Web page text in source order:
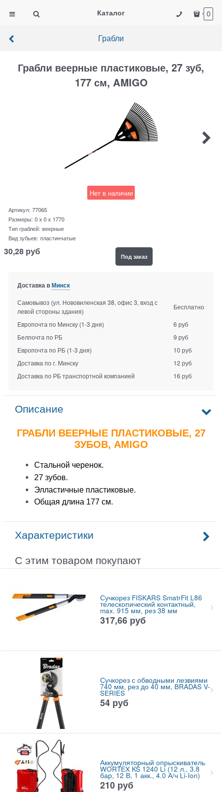
Каталог 0
Грабли
Грабли веерные пластиковые, 27 зуб,
177 см, AMIGO
Нет в наличии
Артикул: 77065
Размеры: 0 x 0 x 1770
Тип граблей: веерные
Вид зубьев: пластинчатые
30,28 руб Под заказ
Доставка вМинск
Самовывоз (ул. Нововиленская 38, офис 3, вход с
левой стороны здания)
Бесплатно
Европочта по Минску (1-3 дня)
6 руб
Белпочта по РБ
9 руб
Европочта по РБ (1-3 дня)
10 руб
Доставка по г. Минску
12 руб
Доставка по РБ транспортной компанией
16 руб
Описание
ГРАБЛИ ВЕЕРНЫЕ ПЛАСТИКОВЫЕ, 27
ЗУБОВ, AMIGO
Стальной черенок.
27 зубов.
Элластичные пластиковые.
Общая длина 177 см.
Характеристики
С этим товаром покупают
Сучкорез FISKARS SmatrFit L86
телескопический контактный,
max. 915 мм, рез 38 мм
317,66 руб
Сучкорез с обводными лезвиями
740 мм, рез до 40 мм, BRADAS V-
SERIES
54 руб
Аккумуляторный опрыскиватель
WORTEX KS 1240 Li (12 л., 3.8
бар, 12 В, 1 акк., 4.0 А/ч Li-Ion)
210 руб